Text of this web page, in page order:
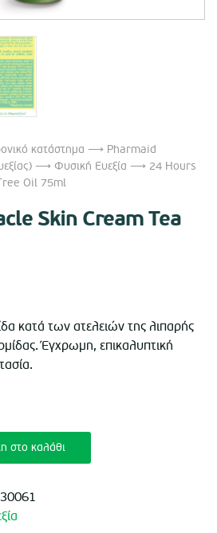
κατάστημα ⟶ Pharmaid
⟶ Φυσική Ευεξία ⟶ 24 Hours
Oil 75ml
Skin Cream Tea
κατά των ατελειών της λιπαρής
Έγχρωμη, επικαλυπτική
στο καλάθι